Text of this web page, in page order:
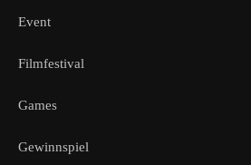
Event
Filmfestival
Games
Gewinnspiel